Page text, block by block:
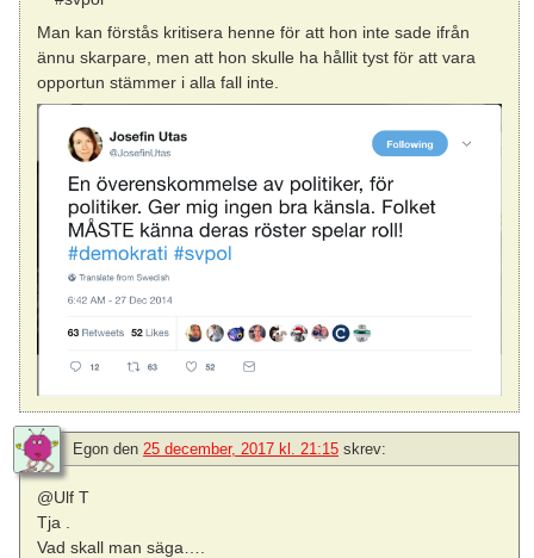
Man kan förstås kritisera henne för att hon inte sade ifrån
ännu skarpare, men att hon skulle ha hållit tyst för att vara
opportun stämmer i alla fall inte.
Egon den 25 december, 2017 kl. 21:15 skrev:
@Ulf T
Tja .
Vad skall man säga….